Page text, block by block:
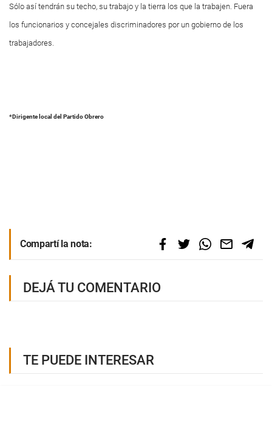
Sólo así tendrán su techo, su trabajo y la tierra los que la trabajen. Fuera
los funcionarios y concejales discriminadores por un gobierno de los
trabajadores.
*Dirigente local del Partido Obrero
Compartí la nota:
DEJÁ TU COMENTARIO
TE PUEDE INTERESAR